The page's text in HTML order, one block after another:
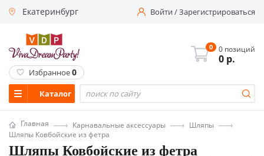
Екатеринбург Войти/Зарегистрироваться
Каталог
0 0 позиций
0 р.
Избранное0
Главная Карнавальные аксессуары
Шляпы
Шляпы Ковбойские из фетра
Шляпы Ковбойские из фетра